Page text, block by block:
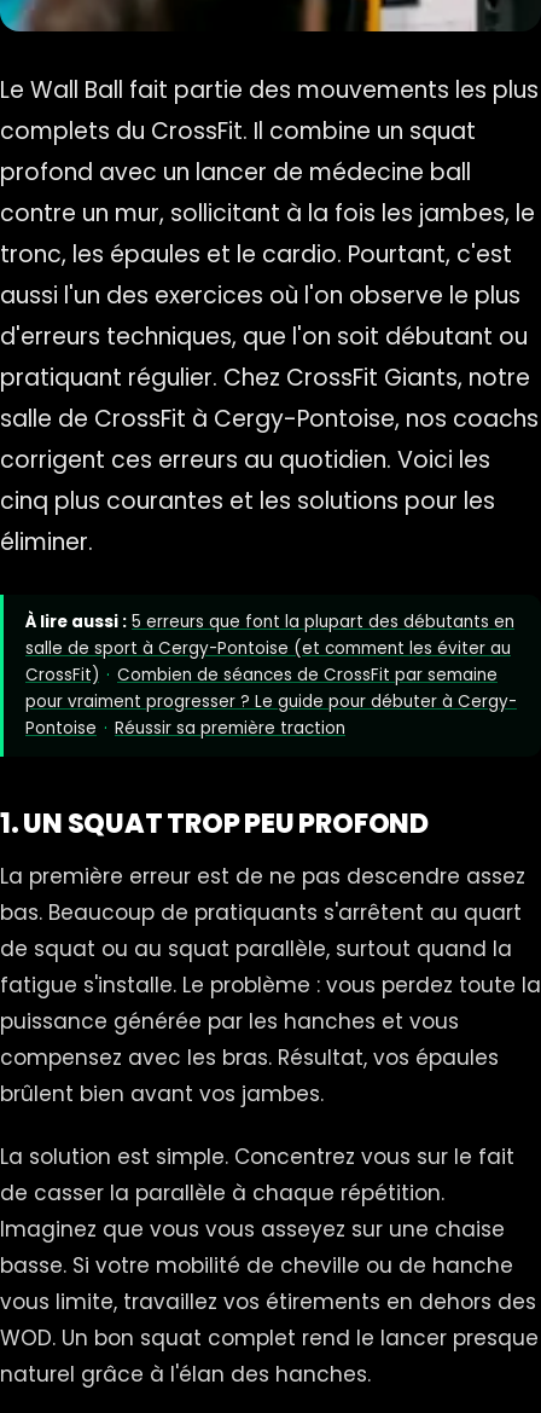
Le Wall Ball fait partie des mouvements les plus
complets du CrossFit. Il combine un squat
profond avec un lancer de médecine ball
contre un mur, sollicitant à la fois les jambes, le
tronc, les épaules et le cardio. Pourtant, c'est
aussi l'un des exercices où l'on observe le plus
d'erreurs techniques, que l'on soit débutant ou
pratiquant régulier. Chez CrossFit Giants, notre
salle de CrossFit à Cergy-Pontoise, nos coachs
corrigent ces erreurs au quotidien. Voici les
cinq plus courantes et les solutions pour les
éliminer.
À lire aussi : 5 erreurs que font la plupart des débutants en
salle de sport à Cergy-Pontoise (et comment les éviter au
CrossFit) · Combien de séances de CrossFit par semaine
pour vraiment progresser ? Le guide pour débuter à Cergy-
Pontoise · Réussir sa première traction
1. UN SQUAT TROP PEU PROFOND
La première erreur est de ne pas descendre assez
bas. Beaucoup de pratiquants s'arrêtent au quart
de squat ou au squat parallèle, surtout quand la
fatigue s'installe. Le problème : vous perdez toute la
puissance générée par les hanches et vous
compensez avec les bras. Résultat, vos épaules
brûlent bien avant vos jambes.
La solution est simple. Concentrez vous sur le fait
de casser la parallèle à chaque répétition.
Imaginez que vous vous asseyez sur une chaise
basse. Si votre mobilité de cheville ou de hanche
vous limite, travaillez vos étirements en dehors des
WOD. Un bon squat complet rend le lancer presque
naturel grâce à l'élan des hanches.